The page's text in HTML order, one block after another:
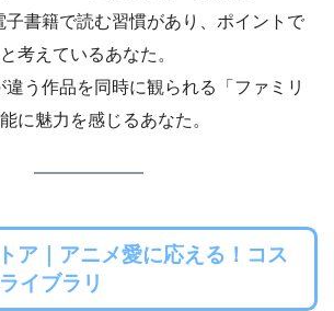
子書籍で読む習慣があり、ポイントで
考えているあなた。
う作品を同時に観られる「ファミリ
に魅力を感じるあなた。
ア｜アニメ愛に応える！コス
イブラリ